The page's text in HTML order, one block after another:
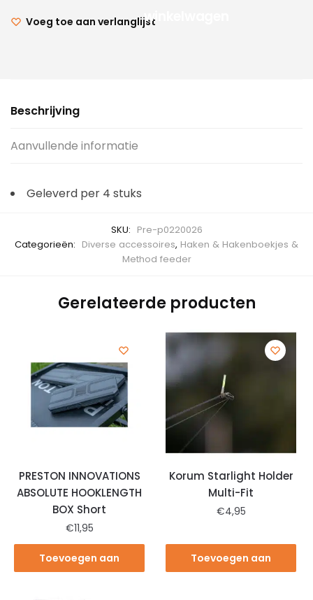
winkelwagen
Voeg toe aan verlanglijst
Beschrijving
Aanvullende informatie
Geleverd per 4 stuks
SKU: Pre-p0220026
Categorieën: Diverse accessoires, Haken & Hakenboekjes &
Method feeder
Gerelateerde producten
PRESTON INNOVATIONS
ABSOLUTE HOOKLENGTH
BOX Short
€11,95
Toevoegen aan
Korum Starlight Holder
Multi-Fit
€4,95
Toevoegen aan